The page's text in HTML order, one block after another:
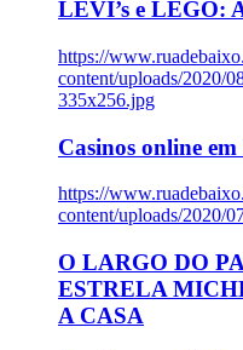
LEVI’s e LEGO:
https://
content/uploads/2020/
335x256.jpg
Casinos online
https://
content/uploads/2020/
O LARGO DO
ESTRELA
A CASA